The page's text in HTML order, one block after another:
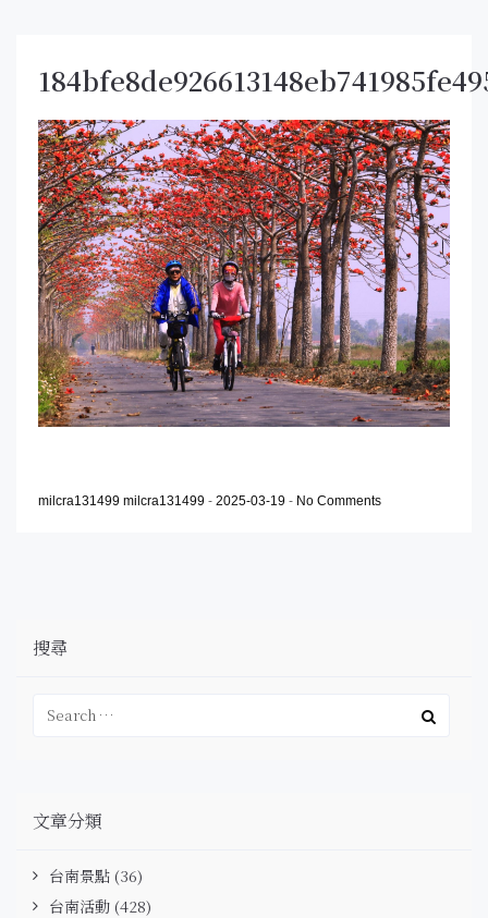
milcra131499 milcra131499 - 2025-03-19 - No Comments
搜尋
文章分類
台南景點 (36)
台南活動 (428)